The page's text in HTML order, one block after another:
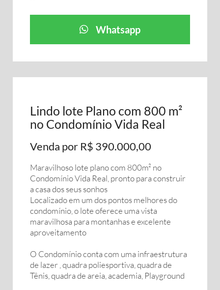
Whatsapp
Lindo lote Plano com 800 m²
no Condomínio Vida Real
Venda por R$ 390.000,00
Maravilhoso lote plano com 800m² no
Condomínio Vida Real, pronto para construir
a casa dos seus sonhos
Localizado em um dos pontos melhores do
condomínio, o lote oferece uma vista
maravilhosa para montanhas e excelente
aproveitamento
O Condomínio conta com uma infraestrutura
de lazer , quadra poliesportiva, quadra de
Tênis, quadra de areia, academia, Playground